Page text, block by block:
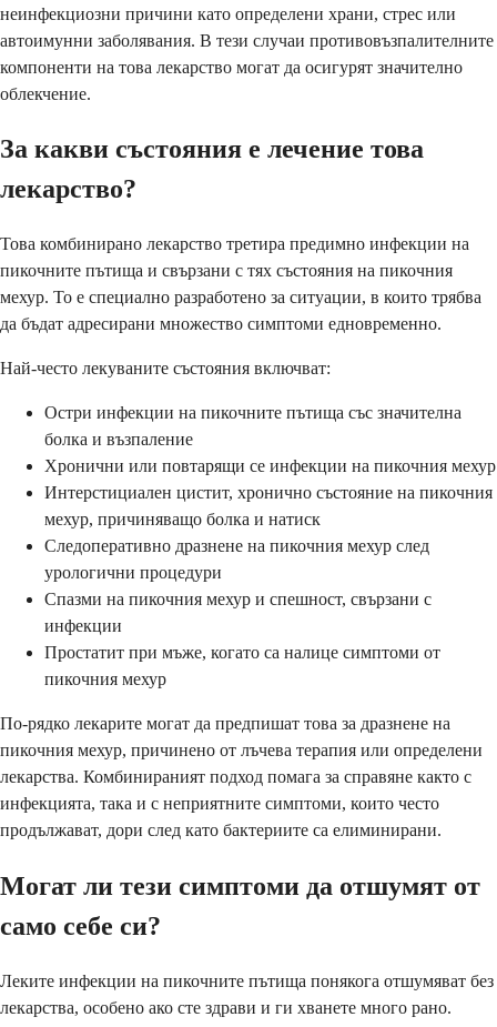
неинфекциозни причини като определени храни, стрес или
автоимунни заболявания. В тези случаи противовъзпалителните
компоненти на това лекарство могат да осигурят значително
облекчение.
За какви състояния е лечение това
лекарство?
Това комбинирано лекарство третира предимно инфекции на
пикочните пътища и свързани с тях състояния на пикочния
мехур. То е специално разработено за ситуации, в които трябва
да бъдат адресирани множество симптоми едновременно.
Най-често лекуваните състояния включват:
Остри инфекции на пикочните пътища със значителна
болка и възпаление
Хронични или повтарящи се инфекции на пикочния мехур
Интерстициален цистит, хронично състояние на пикочния
мехур, причиняващо болка и натиск
Следоперативно дразнене на пикочния мехур след
урологични процедури
Спазми на пикочния мехур и спешност, свързани с
инфекции
Простатит при мъже, когато са налице симптоми от
пикочния мехур
По-рядко лекарите могат да предпишат това за дразнене на
пикочния мехур, причинено от лъчева терапия или определени
лекарства. Комбинираният подход помага за справяне както с
инфекцията, така и с неприятните симптоми, които често
продължават, дори след като бактериите са елиминирани.
Могат ли тези симптоми да отшумят от
само себе си?
Леките инфекции на пикочните пътища понякога отшумяват без
лекарства, особено ако сте здрави и ги хванете много рано.